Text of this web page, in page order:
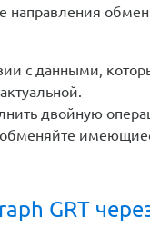
направления
с данными,
двойную
GRT